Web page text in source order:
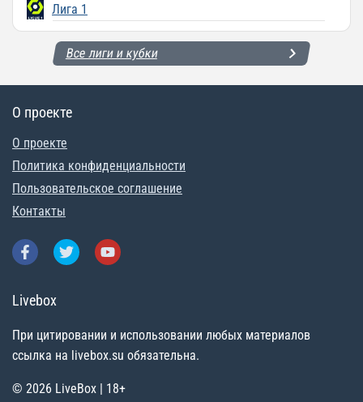
Лига 1
Все лиги и кубки
О проекте
О проекте
Политика конфиденциальности
Пользовательское соглашение
Контакты
Livebox
При цитировании и использовании любых материалов
ссылка на livebox.su обязательна.
© 2026 LiveBox | 18+